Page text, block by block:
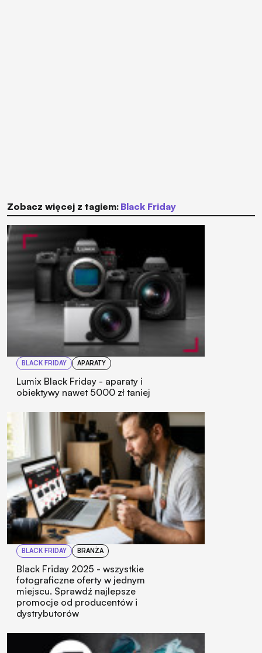
Zobacz więcej z tagiem: Black Friday
BLACK FRIDAY APARATY
Lumix Black Friday - aparaty i
obiektywy nawet 5000 zł taniej
BLACK FRIDAY BRANŻA
Black Friday 2025 - wszystkie
fotograficzne oferty w jednym
miejscu. Sprawdź najlepsze
promocje od producentów i
dystrybutorów